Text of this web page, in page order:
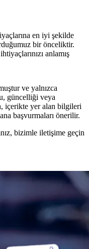
en iyi şekilde
bir önceliktir.
anlamış
ve yalnızca
güncelliği veya
içerikte yer alan bilgileri
başvurmaları önerilir.
bizimle iletişime geçin